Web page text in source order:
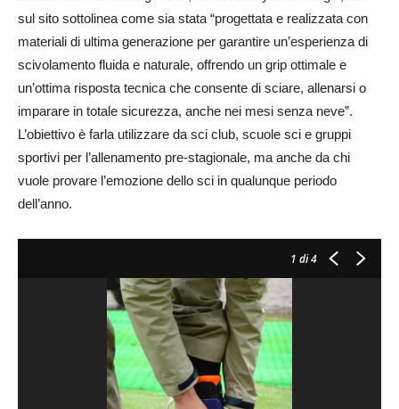
sul sito sottolinea come sia stata “progettata e realizzata con
materiali di ultima generazione per garantire un’esperienza di
scivolamento fluida e naturale, offrendo un grip ottimale e
un’ottima risposta tecnica che consente di sciare, allenarsi o
imparare in totale sicurezza, anche nei mesi senza neve”.
L’obiettivo è farla utilizzare da sci club, scuole sci e gruppi
sportivi per l’allenamento pre-stagionale, ma anche da chi
vuole provare l’emozione dello sci in qualunque periodo
dell’anno.
1 di 4